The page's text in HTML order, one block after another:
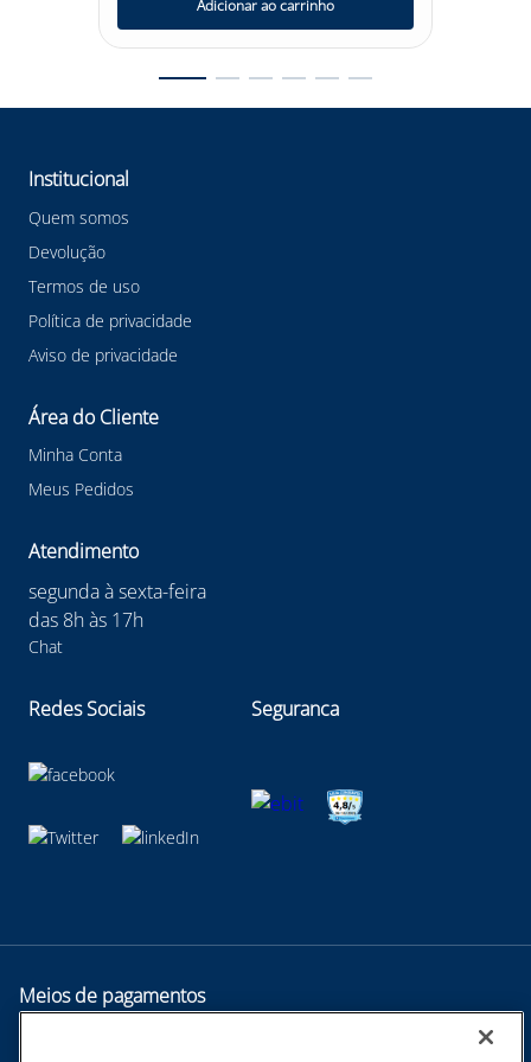
Adicionar ao carrinho
Institucional
Quem somos
Devolução
Termos de uso
Política de privacidade
Aviso de privacidade
Área do Cliente
Minha Conta
Meus Pedidos
Atendimento
segunda à sexta-feira
das 8h às 17h
Chat
Redes Sociais Seguranca
Meios de pagamentos